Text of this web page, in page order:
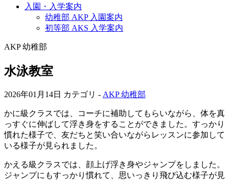
入園・入学案内
幼稚部 AKP 入園案内
初等部 AKS 入学案内
AKP 幼稚部
水泳教室
2026年01月14日 カテゴリ - AKP 幼稚部
かに級クラスでは、コーチに補助してもらいながら、体を真
っすぐに伸ばして浮き身をすることができました。すっかり
慣れた様子で、友だちと笑い合いながらレッスンに参加して
いる様子が見られました。
かえる級クラスでは、顔上げ浮き身やジャンプをしました。
ジャンプにもすっかり慣れて、思いっきり飛び込む様子が見